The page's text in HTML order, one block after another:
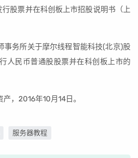
股票并在科创板上市招股说明书（上
事务所关于摩尔线程智能科技(北京)股
人民币普通股股票并在科创板上市的
，2016年10月14日。
服务器教程